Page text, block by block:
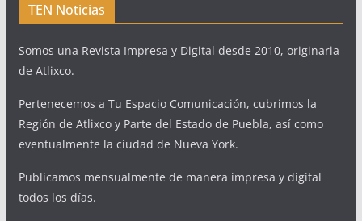
TEN Noticias
Somos una Revista Impresa y Digital desde 2010, originaria
de Atlixco.
Pertenecemos a Tu Espacio Comunicación, cubrimos la
Región de Atlixco y Parte del Estado de Puebla, así como
eventualmente la ciudad de Nueva York.
Publicamos mensualmente de manera impresa y digital
todos los días.